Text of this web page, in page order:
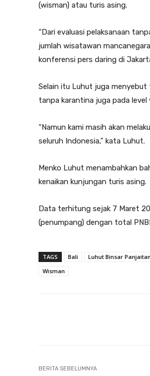
(wisman) atau turis asing.
“Dari evaluasi pelaksanaan
jumlah wisatawan
konferensi pers daring di
Selain itu Luhut juga
tanpa karantina juga pada level
“Namun kami masih akan
seluruh Indonesia,” kata Luhut.
Menko Luhut menambahkan
kenaikan kunjungan turis asing.
Data terhitung sejak 7 Maret
(penumpang) dengan total
TAGS Bali Luhut Binsar Panjaitan
Wisman
BERITA SEBELUMNYA